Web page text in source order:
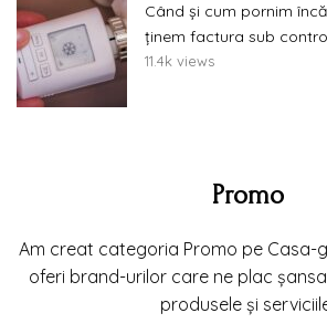
Când și cum pornim
ținem factura sub
11.4k views
Promo
Am creat categoria Promo pe Casa-
oferi brand-urilor care ne plac
produsele și